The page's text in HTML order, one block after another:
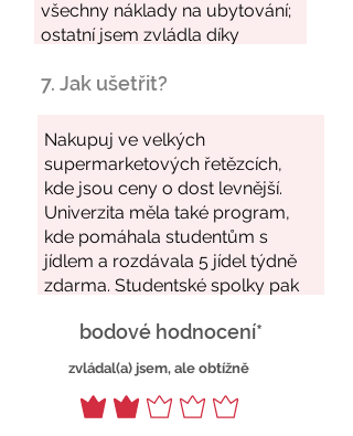
7. Jak ušetřit?
bodové hodnocení*
zvládal(a) jsem, ale obtížně